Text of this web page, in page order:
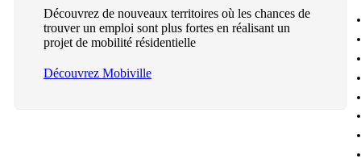
Découvrez de nouveaux territoires où les chances de
trouver un emploi sont plus fortes en réalisant un
projet de mobilité résidentielle
Découvrez Mobiville